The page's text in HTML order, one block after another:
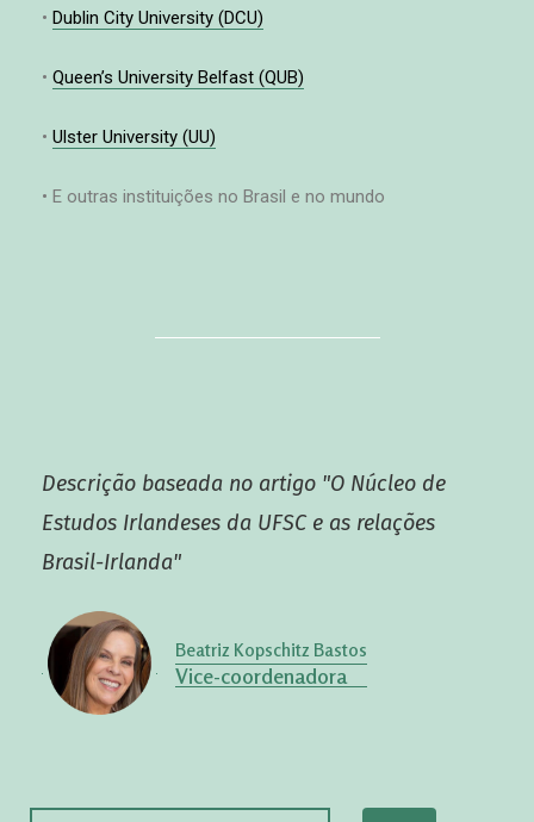
• Dublin City University (DCU)
• Queen’s University Belfast (QUB)
• Ulster University (UU)
• E outras instituições no Brasil e no mundo
Descrição baseada no artigo "O Núcleo de
Estudos Irlandeses da UFSC e as relações
Brasil-Irlanda"
Beatriz Kopschitz Bastos
Vice-coordenadora